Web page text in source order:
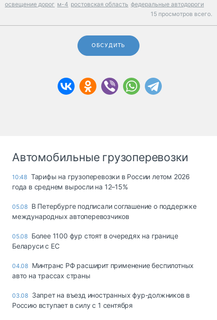
освещение дорог м-4 ростовская область федеральные автодороги
15 просмотров всего.
ОБСУДИТЬ
Автомобильные грузоперевозки
10:48 Тарифы на грузоперевозки в России летом 2026
года в среднем выросли на 12–15%
05.08 В Петербурге подписали соглашение о поддержке
международных автоперевозчиков
05.08 Более 1100 фур стоят в очередях на границе
Беларуси с ЕС
04.08 Минтранс РФ расширит применение беспилотных
авто на трассах страны
03.08 Запрет на въезд иностранных фур-должников в
Россию вступает в силу с 1 сентября